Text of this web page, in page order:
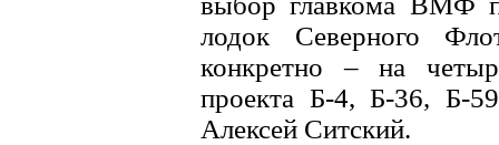
лодок Северного
конкретно – на
проекта Б-4, Б-36, Б-
Алексей Ситский.